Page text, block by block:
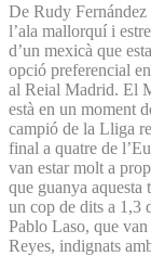
De Rudy Fernández
l’ala mallorquí i
d’un mexicà que
opció preferencial
al Reial Madrid. El
està en un moment
campió de la Lliga
final a quatre de
van estar molt a
que guanya
un cop de dits a 1,3
Pablo Laso, que
Reyes, indignats